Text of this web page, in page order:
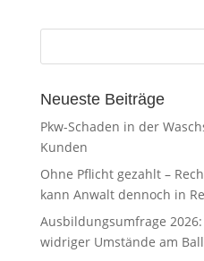
Neueste Beiträge
Pkw-Schaden in der
Kunden
Ohne Pflicht gezahlt –
kann Anwalt dennoch in
Ausbildungsumfrage
widriger Umstände am Ball